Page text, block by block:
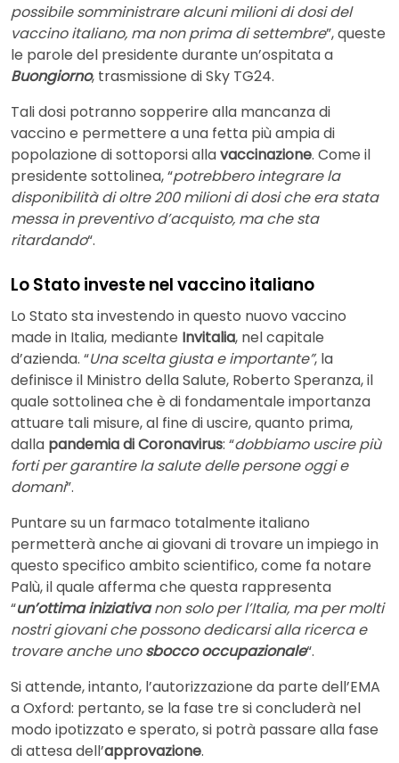
possibile somministrare alcuni milioni di dosi del
vaccino italiano, ma non prima di settembre”, queste
le parole del presidente durante un’ospitata a
Buongiorno, trasmissione di Sky TG24.
Tali dosi potranno sopperire alla mancanza di
vaccino e permettere a una fetta più ampia di
popolazione di sottoporsi allavaccinazione. Come il
presidente sottolinea, “potrebbero integrare la
disponibilità di oltre 200 milioni di dosi che era stata
messa in preventivo d’acquisto, ma che sta
ritardando“.
Lo Stato investe nel vaccino italiano
Lo Stato sta investendo in questo nuovo vaccino
made in Italia, mediante Invitalia, nel capitale
d’azienda. “Una scelta giusta e importante”, la
definisce il Ministro della Salute, Roberto Speranza, il
quale sottolinea che è di fondamentale importanza
attuare tali misure, al fine di uscire, quanto prima,
dalla pandemia di Coronavirus: “dobbiamo uscire più
forti per garantire la salute delle persone oggi e
domani”.
Puntare su un farmaco totalmente italiano
permetterà anche ai giovani di trovare un impiego in
questo specifico ambito scientifico, come fa notare
Palù, il quale afferma che questa rappresenta
“un’ottima iniziativanon solo per l’Italia, ma per molti
nostri giovani che possono dedicarsi alla ricerca e
trovare anche unosbocco occupazionale“.
Si attende, intanto, l’autorizzazione da parte dell’EMA
a Oxford: pertanto, se la fase tre si concluderà nel
modo ipotizzato e sperato, si potrà passare alla fase
di attesa dell’approvazione.